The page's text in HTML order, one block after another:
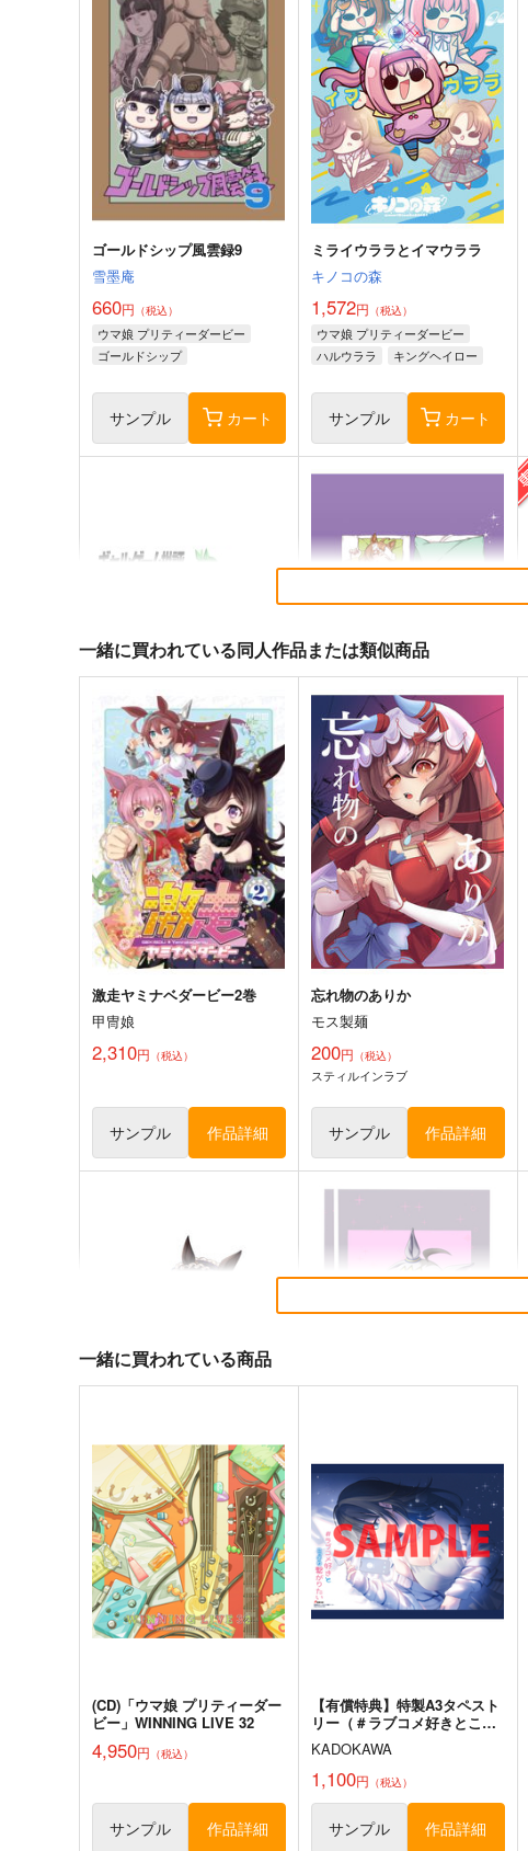
ゴールドシップ風雲録9
雪墨庵
660円 （税込）
ウマ娘 プリティーダービー
ゴールドシップ
マルシュロレーヌ
サンプル カート
ミライウララとイマウララ
キノコの森
1,572円 （税込）
ウマ娘 プリティーダービー
ハルウララ
キングヘイロー
サンプル カート
ギャルゲーム批評2026年１月
Ｏ山出版
440円（税込）
ウマ娘 プリティーダービー
サンプル カート
Get well soon
鈍色
944円（税込）
ウマ娘 プリティーダービー
ジャングルポケット×アグネスタキオン
サンプル カート
ウマ娘 プリティーダービー
ゴールドシップ
サンプル カート
ウマ娘ゴールドシップ耐水ス
ウマ娘 プリティーダービー
ウマ娘 ブエナビスタ 防水ス
テッカー
ウマ娘 メジロアルダン 防水
ステッカー
一緒に買われている同人作品または類似商品
激走ヤミナベダービー2巻
甲冑娘
2,310円 （税込）
サンプル 作品詳細
忘れ物のありか
モス製麺
200円 （税込）
スティルインラブ
サンプル 作品詳細
ウマ娘 ライスシャワー2 防水
ステッカー
コパン
440円（税込）
ライスシャワー
サンプル 作品詳細
ウマ娘 オグリキャップ スマ
ホサイズ防水ステッカー
コパン
440円（税込）
オグリキャップ
一緒に買われている商品
(CD)「ウマ娘 プリティーダー
ビー」WINNING LIVE 32
4,950円 （税込）
サンプル 作品詳細
【有償特典】特製A3タペスト
リー（＃ラブコメ好きとこっ
そり繋がりたい）
KADOKAWA
1,100円 （税込）
サンプル 作品詳細